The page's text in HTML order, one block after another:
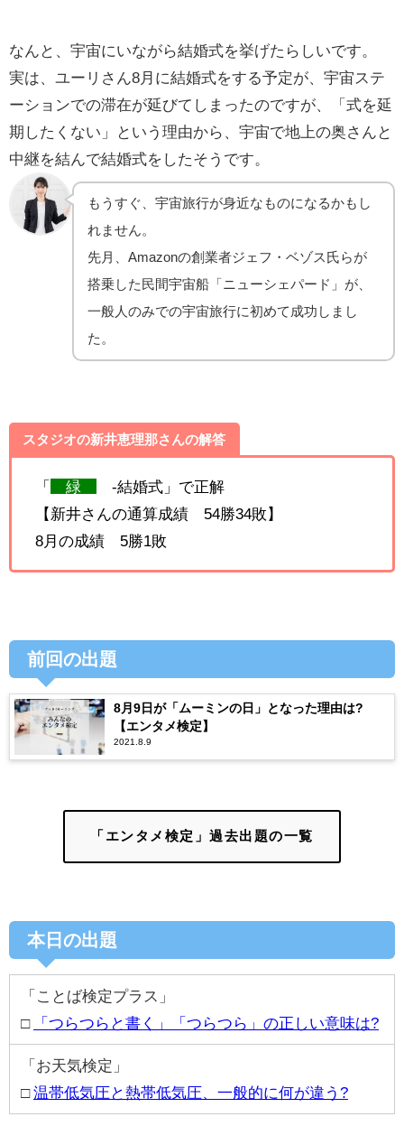
なんと、 宇宙にいながら結婚式を挙げたらしいです。
実は、ユーリさん8月に結婚式をする予定が、宇宙ステ
ーションでの滞在が延びてしまったのですが、「式を延
期したくない」という理由から、宇宙で地上の奥さんと
中継を結んで結婚式をしたそうです。
もうすぐ、宇宙旅行が身近なものになるかもし
れません。
先月、Amazonの創業者ジェフ・ベゾス氏らが
搭乗した民間宇宙船「ニューシェパード」が、
一般人のみでの宇宙旅行に初めて成功しまし
た。
スタジオの新井恵理那さんの解答
「 緑
-結婚式」で正解
【新井さんの通算成績 54勝34敗】
8月の成績 5勝1敗
前回の出題
8月9日が「ムーミンの日」となった理由は?
【エンタメ検定】
2021.8.9
「エンタメ検定」過去出題の一覧
本日の出題
「ことば検定プラス」
□
「つらつらと書く」「つらつら」の正しい意味は?
「お天気検定」
□温帯低気圧と熱帯低気圧、一般的に何が違う?